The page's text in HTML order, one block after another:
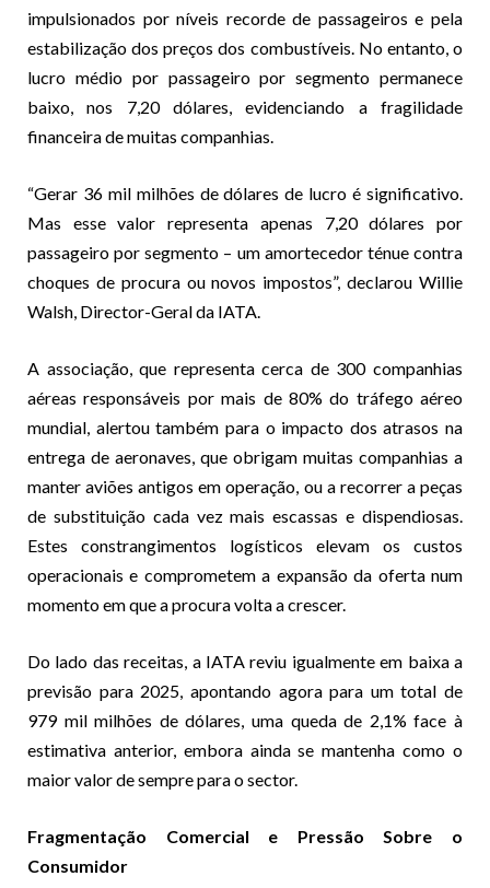
impulsionados por níveis recorde de passageiros e pela
estabilização dos preços dos combustíveis. No entanto, o
lucro médio por passageiro por segmento permanece
baixo, nos 7,20 dólares, evidenciando a fragilidade
financeira de muitas companhias.
“Gerar 36 mil milhões de dólares de lucro é significativo.
Mas esse valor representa apenas 7,20 dólares por
passageiro por segmento – um amortecedor ténue contra
choques de procura ou novos impostos”, declarou Willie
Walsh, Director-Geral da IATA.
A associação, que representa cerca de 300 companhias
aéreas responsáveis por mais de 80% do tráfego aéreo
mundial, alertou também para o impacto dos atrasos na
entrega de aeronaves, que obrigam muitas companhias a
manter aviões antigos em operação, ou a recorrer a peças
de substituição cada vez mais escassas e dispendiosas.
Estes constrangimentos logísticos elevam os custos
operacionais e comprometem a expansão da oferta num
momento em que a procura volta a crescer.
Do lado das receitas, a IATA reviu igualmente em baixa a
previsão para 2025, apontando agora para um total de
979 mil milhões de dólares, uma queda de 2,1% face à
estimativa anterior, embora ainda se mantenha como o
maior valor de sempre para o sector.
Fragmentação Comercial e Pressão Sobre o
Consumidor